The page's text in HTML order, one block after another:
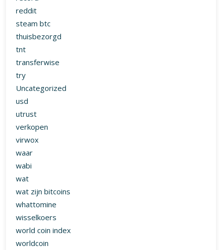
reddit
steam btc
thuisbezorgd
tnt
transferwise
try
Uncategorized
usd
utrust
verkopen
virwox
waar
wabi
wat
wat zijn bitcoins
whattomine
wisselkoers
world coin index
worldcoin